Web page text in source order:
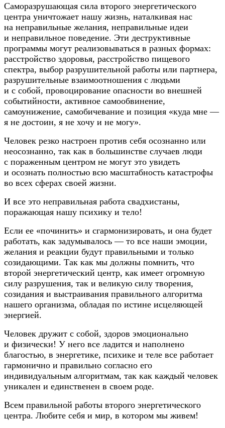
Саморазрушающая сила второго энергетического
центра уничтожает нашу жизнь, наталкивая нас
на неправильные желания, неправильные идеи
и неправильное поведение. Эти деструктивные
программы могут реализовываться в разных формах:
расстройство здоровья, расстройство пищевого
спектра, выбор разрушительной работы или партнера,
разрушительные взаимоотношения с людьми
и с собой, провоцирование опасности во внешней
событийности, активное самообвинение,
самоунижение, самобичевание и позиция «куда мне —
я не достоин, я не хочу и не могу».
Человек резко настроен против себя осознанно или
неосознанно, так как в большинстве случаев люди
с пораженным центром не могут это увидеть
и осознать полностью всю масштабность катастрофы
во всех сферах своей жизни.
И все это неправильная работа свадхистаны,
поражающая нашу психику и тело!
Если ее «починить» и сгармонизировать, и она будет
работать, как задумывалось — то все наши эмоции,
желания и реакции будут правильными и только
созидающими. Так как мы должны помнить, что
второй энергетический центр, как имеет огромную
силу разрушения, так и великую силу творения,
созидания и выстраивания правильного алгоритма
нашего организма, обладая по истине исцеляющей
энергией.
Человек дружит с собой, здоров эмоционально
и физически! У него все ладится и наполнено
благостью, в энергетике, психике и теле все работает
гармонично и правильно согласно его
индивидуальным алгоритмам, так как каждый человек
уникален и единственен в своем роде.
Всем правильной работы второго энергетического
центра. Любите себя и мир, в котором мы живем!